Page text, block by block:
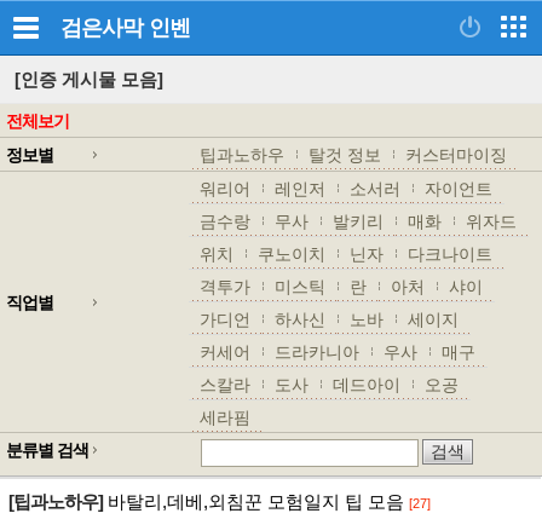
검은사막 인벤
[인증 게시물 모음]
전체보기
정보별
팁과노하우 탈것 정보 커스터마이징
직업별
워리어 레인저 소서러
자이언트
금수랑
무사 발키리 매화
위자드
위치
쿠노이치 닌자
다크나이트
격투가
미스틱 란 아처
샤이
가디언
하사신 노바
세이지
커세어
드라카니아 우사
매구
스칼라
도사 데드아이
오공
세라핌
분류별 검색
[팁과노하우]바탈리,데베,외침꾼 모험일지 팁 모음 [27]